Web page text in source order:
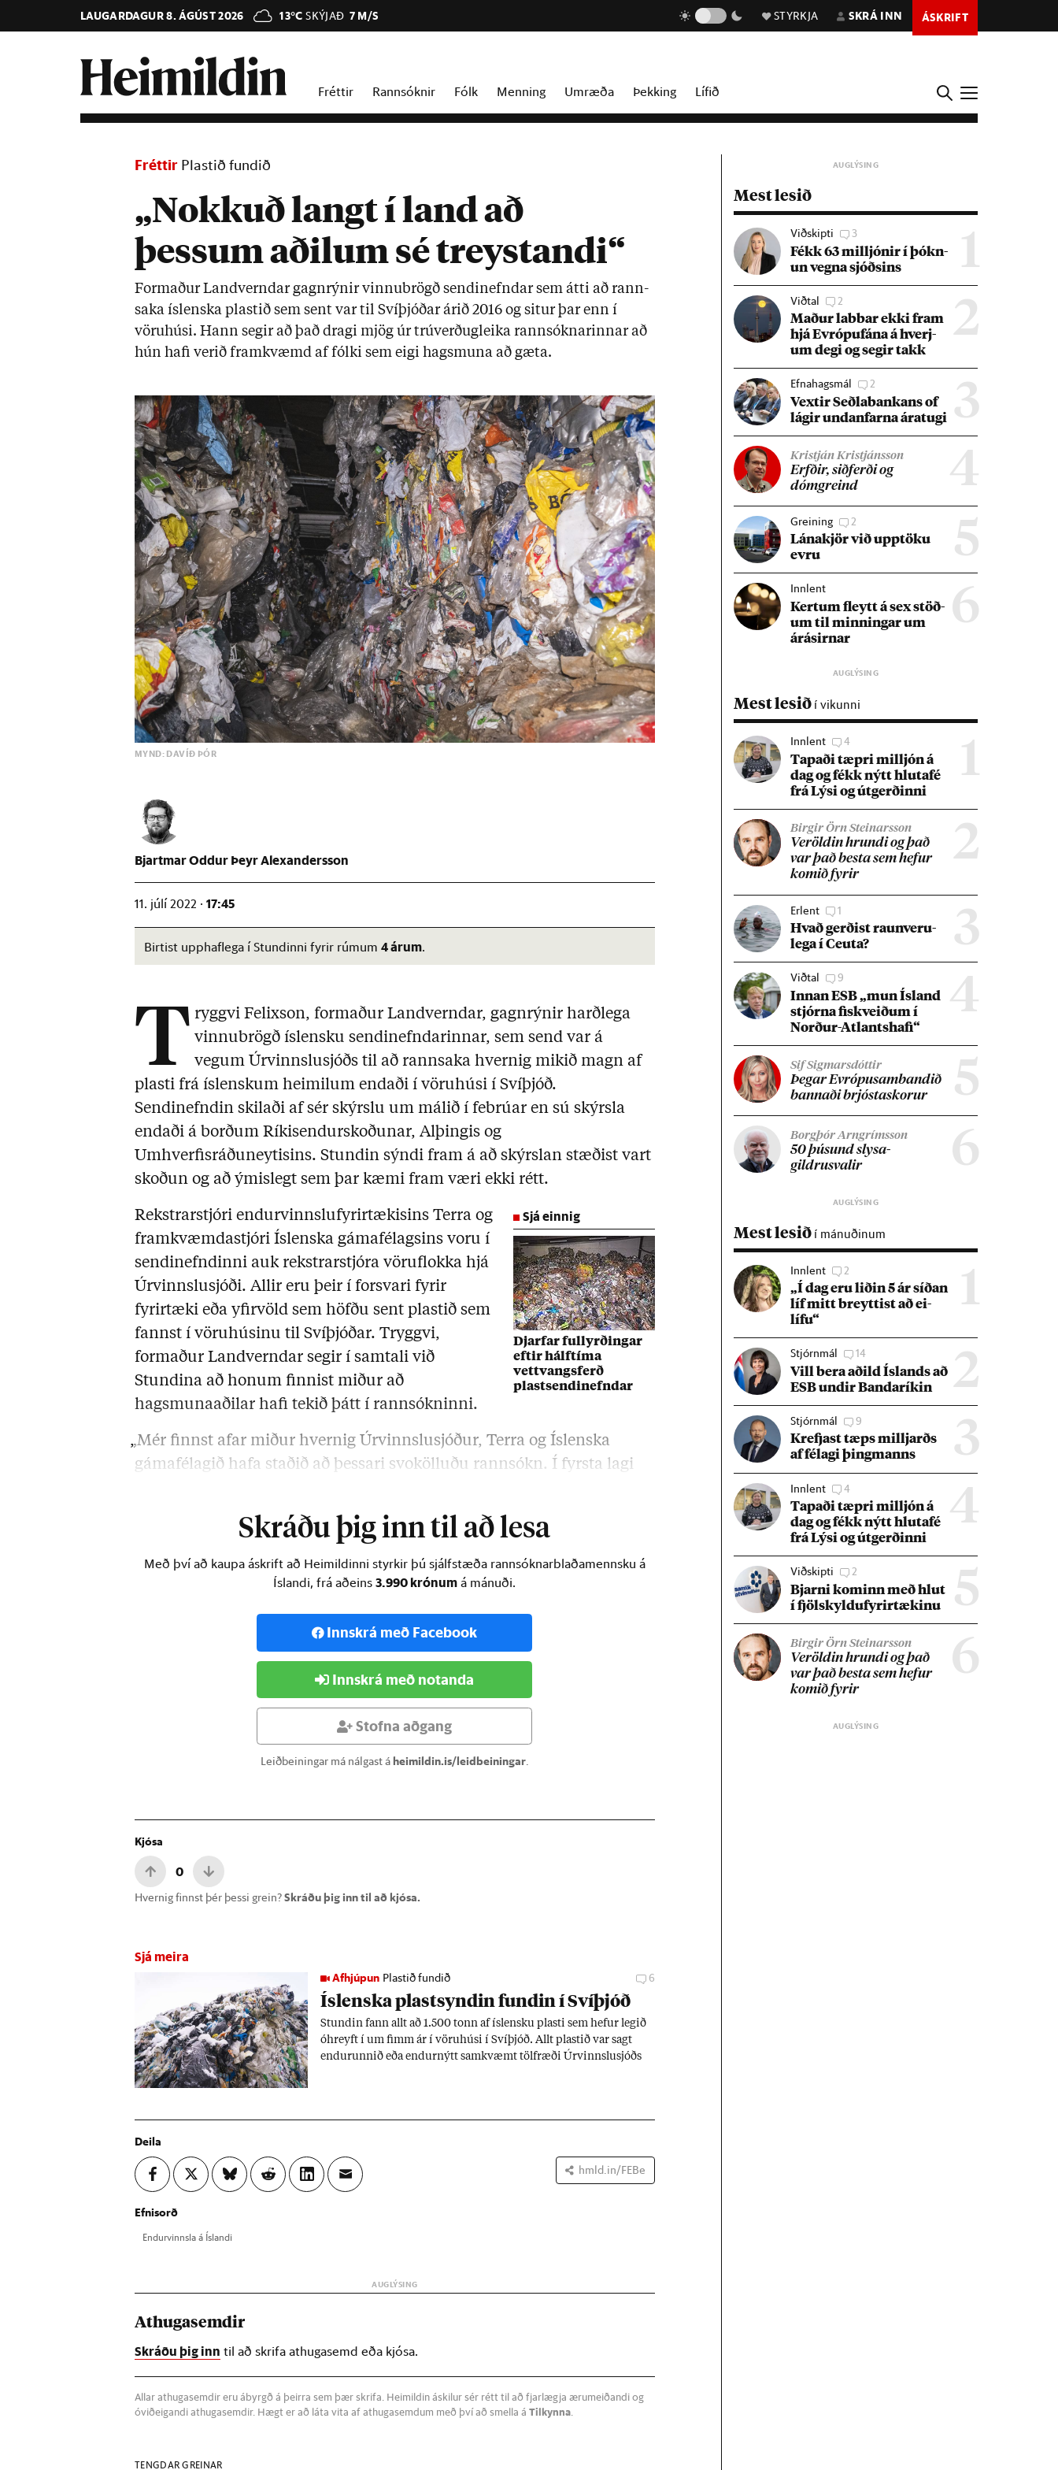
LAUGARDAGUR 8. ÁGÚST 2026 13°C SKÝJAÐ 7 M/S STYRKJA SKRÁ INN ÁSKRIFT
Fréttir Rannsóknir Fólk Menning Umræða Þekking Lífið
Fréttir Plastið fundið
„Nokkuð langt í land að
þessum aðilum sé treystandi“
Formað­ur Land­vernd­ar gagn­rýn­ir vinnu­brögð sendi­nefnd­ar sem átti að rann­
saka ís­lenska plast­ið sem sent var til Sví­þjóð­ar ár­ið 2016 og sit­ur þar enn í
vöru­húsi. Hann seg­ir að það dragi mjög úr trú­verð­ug­leika rann­sókn­ar­inn­ar að
hún hafi ver­ið fram­kvæmd af fólki sem eigi hags­muna að gæta.
MYND: DAVÍÐ ÞÓR
Bjartmar Oddur Þeyr Alexandersson
11. júlí 2022 ·17:45
Birtist upphaflega í Stundinni fyrir rúmum4 árum.
T ryggvi Felixson, formaður Landverndar, gagnrýnir harðlega
vinnubrögð íslensku sendinefndarinnar, sem send var á
vegum Úrvinnslusjóðs til að rannsaka hvernig mikið magn af
plasti frá íslenskum heimilum endaði í vöruhúsi í Svíþjóð.
Sendinefndin skilaði af sér skýrslu um málið í febrúar en sú skýrsla
endaði á borðum Ríkisendurskoðunar, Alþingis og
Umhverfisráðuneytisins. Stundin sýndi fram á að skýrslan stæðist vart
skoðun og að ýmislegt sem þar kæmi fram væri ekki rétt.
Sjá einnig
Djarfar fullyrðingar
eftir hálftíma
vettvangsferð
plastsendinefndar
Rekstrarstjóri endurvinnslufyrirtækisins Terra og
framkvæmdastjóri Íslenska gámafélagsins voru í
sendinefndinni auk rekstrarstjóra vöruflokka hjá
Úrvinnslusjóði. Allir eru þeir í forsvari fyrir
fyrirtæki eða yfirvöld sem höfðu sent plastið sem
fannst í vöruhúsinu til Svíþjóðar. Tryggvi,
formaður Landverndar segir í samtali við
Stundina að honum finnist miður að
hagsmunaaðilar hafi tekið þátt í rannsókninni.
„Mér finnst afar miður hvernig Úrvinnslusjóður, Terra og Íslenska
gámafélagið hafa staðið að þessari svokölluðu rannsókn. Í fyrsta lagi
Skráðu þig inn til að lesa
Með því að kaupa áskrift að Heimildinni styrkir þú sjálfstæða rannsóknarblaðamennsku á
Íslandi, frá aðeins3.990 krónum á mánuði.
Innskrá með Facebook
Innskrá með notanda
Stofna aðgang
Leiðbeiningar má nálgast áheimildin.is/leidbeiningar.
Kjósa
0
Hvernig finnst þér þessi grein?Skráðu þig inn til að kjósa.
Sjá meira
Afhjúpun Plastið fundið 6
Ís­lenska plast­synd­in fund­in í Sví­þjóð
Stund­in fann allt að 1.500 tonn af ís­lensku plasti sem hef­ur leg­ið
óhreyft í um fimm ár í vöru­húsi í Sví­þjóð. Allt plast­ið var sagt
end­urunn­ið eða end­ur­nýtt sam­kvæmt töl­fræði Úr­vinnslu­sjóðs
plast sé í raun end­urunn­ið. Plast­ið slig­ar palestínska flótta­
Deila
hmld.in/FEBe
Efnisorð
End­ur­vinnsla á Ís­landi
Athugasemdir
Skráðu þig inn til að skrifa athugasemd eða kjósa.
Allar athugasemdir eru ábyrgð á þeirra sem þær skrifa. Heimildin áskilur sér rétt til að fjarlægja ærumeiðandi og
óviðeigandi athugasemdir. Hægt er að láta vita af athugasemdum með því að smella áTilkynna
TENGDAR GREINAR
Mest lesið
1
Viðskipti 3
Fékk 63 millj­ón­ir í þókn­
un vegna sjóðs­ins
2
Viðtal 2
Mað­ur labb­ar ekki fram
hjá Evr­ópuf­ána á hverj­
um degi og seg­ir takk
3
Efnahagsmál 2
Vext­ir Seðla­bank­ans of
lág­ir und­an­farna ára­tugi
4
Kristján Kristjánsson
Erfð­ir, sið­ferði og
dómgreind
5
Greining 2
Lána­kjör við upp­töku
evru
6
Innlent
Kert­um fleytt á sex stöð­
um til minn­ing­ar um
árás­irn­ar
Mest lesið í vikunni
1
Innlent 4
Tap­aði tæpri millj­ón á
dag og fékk nýtt hluta­fé
frá Lýsi og út­gerð­inni
2
Birgir Örn Steinarsson
Ver­öld­in hrundi og það
var það besta sem hef­ur
kom­ið fyr­ir
3
Erlent 1
Hvað gerð­ist raun­veru­
lega í Ceuta?
4
Viðtal 9
Inn­an ESB „mun Ís­land
stjórna fisk­veið­um í
Norð­ur-Atlants­hafi“
5
Sif Sigmarsdóttir
Þeg­ar Evr­ópu­sam­band­ið
bann­aði brjósta­skor­ur
6
Borgþór Arngrímsson
50 þús­und slysa­
gildrusval­ir
Mest lesið í mánuðinum
1
Innlent 2
„Í dag eru lið­in 5 ár síð­an
líf mitt breytt­ist að ei­
lífu“
2
Stjórnmál 14
Vill bera að­ild Ís­lands að
ESB und­ir Banda­rík­in
3
Stjórnmál 9
Krefjast tæps millj­arðs
af fé­lagi þing­manns
4
Innlent 4
Tap­aði tæpri millj­ón á
dag og fékk nýtt hluta­fé
frá Lýsi og út­gerð­inni
5
Viðskipti 2
Bjarni kom­inn með hlut
í fjöl­skyldu­fyr­ir­tæk­inu
6
Birgir Örn Steinarsson
Ver­öld­in hrundi og það
var það besta sem hef­ur
kom­ið fyr­ir